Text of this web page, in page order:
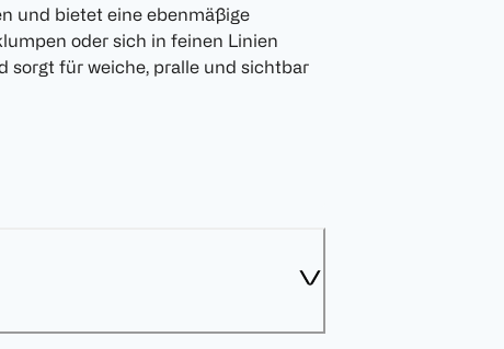
und bietet eine ebenmäßige
oder sich in feinen Linien
sorgt für weiche, pralle und sichtbar